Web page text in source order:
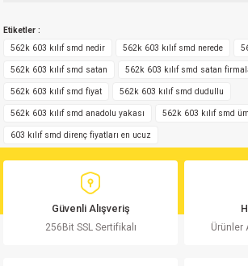
yetersiz gördüğünüz noktaları öneri formunu
iletebilirsiniz.
Görüş ve önerileriniz için teşekkür ederiz.
Ürün bilgilerinde hatalar bulunuyor.
Ürün fiyatı diğer sitelerden daha pahalı.
Bu ürüne benzer farklı alternatifler olmalı.
Etiketler :
562k 603 kılıf smd nedir
562k 603 kılıf smd nerede
562k 603 kılıf smd satan 562k 603 kılıf smd satan
562k 603 kılıf smd fiyat 562k 603 kılıf smd dudullu
562k 603 kılıf smd anadolu yakası 562k 603 kılıf smd
603 kılıf smd direnç fiyatları en ucuz
Güvenli Alışveriş
256Bit SSL Sertifikalı Ürünler